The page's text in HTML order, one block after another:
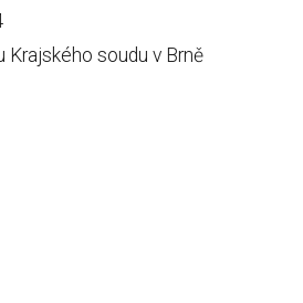
Krajského soudu v Brně